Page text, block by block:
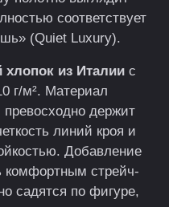
соответствует
(Quiet Luxury).
хлопок из Италии с
г/м². Материал
превосходно держит
линий кроя и
Добавление
комфортным стрейч-
садятся по фигуре,